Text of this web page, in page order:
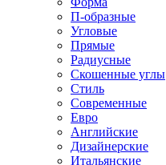
П-образные
Угловые
Прямые
Радиусные
Скошенные углы
Стиль
Современные
Евро
Английские
Дизайнерские
Итальянские